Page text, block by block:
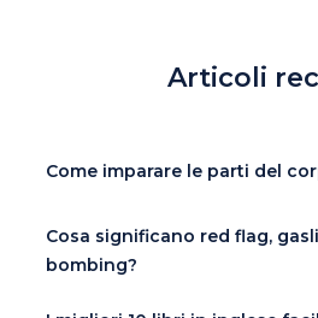
Articoli
Come imparare le parti del
Cosa significano red flag,
bombing?